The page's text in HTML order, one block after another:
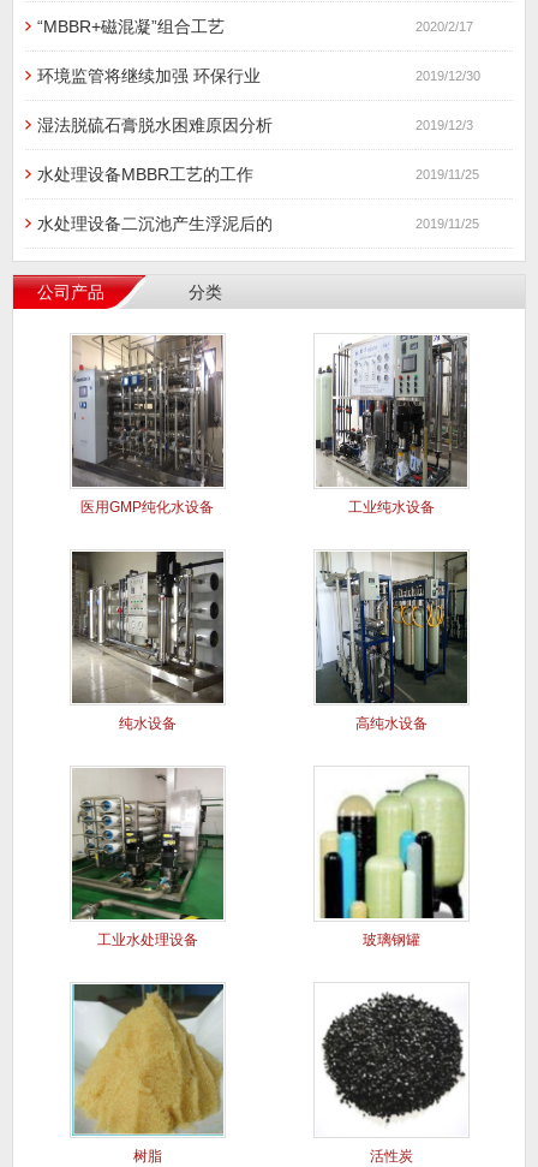
“MBBR+磁混凝”组合工艺 2020/2/17
环境监管将继续加强 环保行业 2019/12/30
湿法脱硫石膏脱水困难原因分析 2019/12/3
水处理设备MBBR工艺的工作 2019/11/25
水处理设备二沉池产生浮泥后的 2019/11/25
公司产品 分类
医用GMP纯化水设备 工业纯水设备
纯水设备 高纯水设备
工业水处理设备 玻璃钢罐
树脂 活性炭